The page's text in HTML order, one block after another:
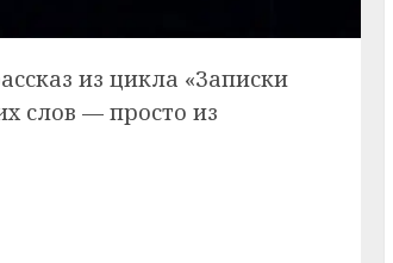
из цикла «Записки
слов — просто из